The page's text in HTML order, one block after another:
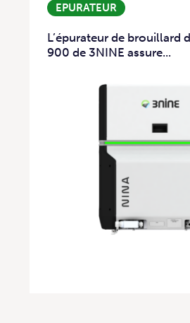
EPURATEUR
L’épurateur de brouillard
900 de 3NINE assure...